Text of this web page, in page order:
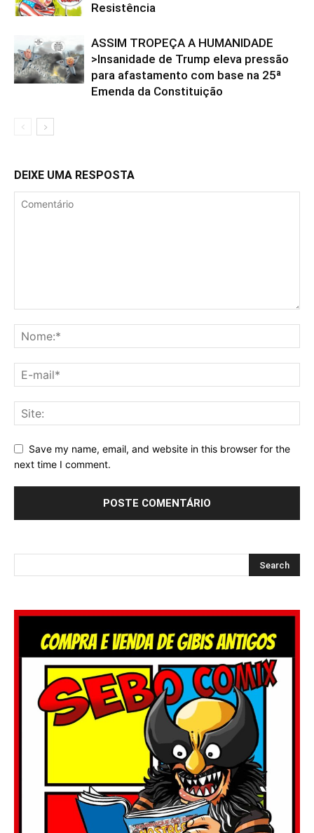
Resistência
ASSIM TROPEÇA A HUMANIDADE
>Insanidade de Trump eleva pressão
para afastamento com base na 25ª
Emenda da Constituição
DEIXE UMA RESPOSTA
Save my name, email, and website in this browser for the
next time I comment.